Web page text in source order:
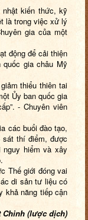
kiến thức, kỹ
là trong việc xử lý
gia của một
động để cải thiện
gia châu Mỹ
thiểu thiên tai
Ủy ban quốc gia
- Chuyên viên
các buổi đào tạo,
sát thí điểm, được
hiểm và xây
Thế giới đóng vai
di sản tư liệu có
khả năng tiếp cận
Chinh (lược dịch)